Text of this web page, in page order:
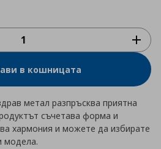
в кошницата
метал разпръсква приятна
съчетава форма и
хармония и можете да избирате
модела.